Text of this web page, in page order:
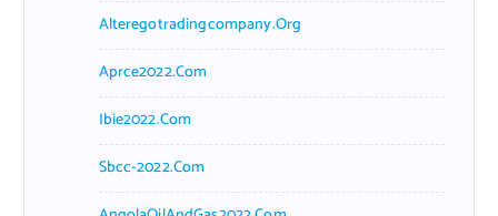
Alteregotradingcompany.org
Aprce2022.com
Ibie2022.com
Sbcc-2022.com